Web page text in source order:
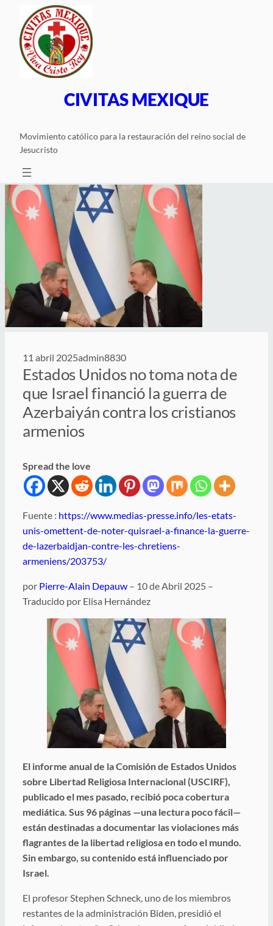
contenido
CIVITAS MEXIQUE
Movimiento católico para la restauración del reino social de
Jesucristo
11 abril 2025admin8830
Estados Unidos no toma nota de
que Israel financió la guerra de
Azerbaiyán contra los cristianos
armenios
Spread the love
Fuente : https://www.medias-presse.info/les-etats-
unis-omettent-de-noter-quisrael-a-finance-la-guerre-
de-lazerbaidjan-contre-les-chretiens-
armeniens/203753/
por Pierre-Alain Depauw– 10 de Abril 2025 –
Traducido por Elisa Hernández
El informe anual de la Comisión de Estados Unidos
sobre Libertad Religiosa Internacional (USCIRF),
publicado el mes pasado, recibió poca cobertura
mediática. Sus 96 páginas —una lectura poco fácil—
están destinadas a documentar las violaciones más
flagrantes de la libertad religiosa en todo el mundo.
Sin embargo, su contenido está influenciado por
Israel.
El profesor Stephen Schneck, uno de los miembros
restantes de la administración Biden, presidió el